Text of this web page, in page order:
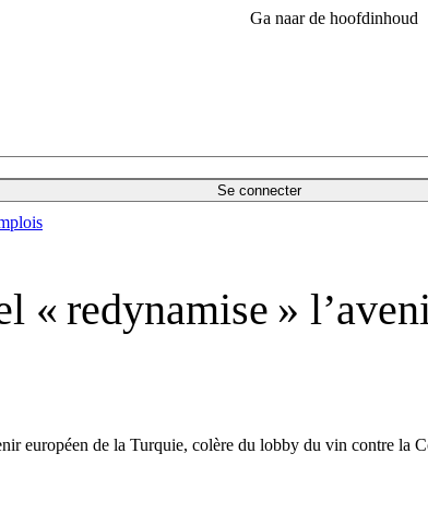
Ga naar de hoofdinhoud
Se connecter
« redynamise »
européen de la Turquie, colère du lobby du vin contre la